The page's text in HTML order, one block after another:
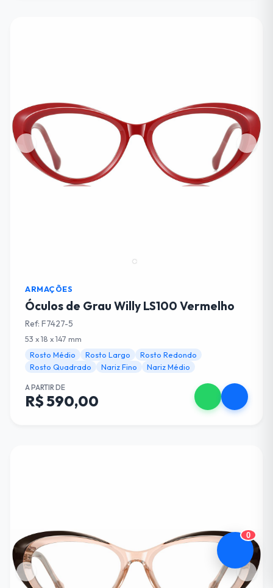
ARMAÇÕES
Óculos de Grau Willy LS100 Vermelho
Ref: F7427-5
53 x 18 x 147 mm
Rosto Médio
Rosto Largo
Rosto Redondo
Rosto Quadrado
Nariz Fino Nariz Médio
A PARTIR DE
R$ 590,00
0